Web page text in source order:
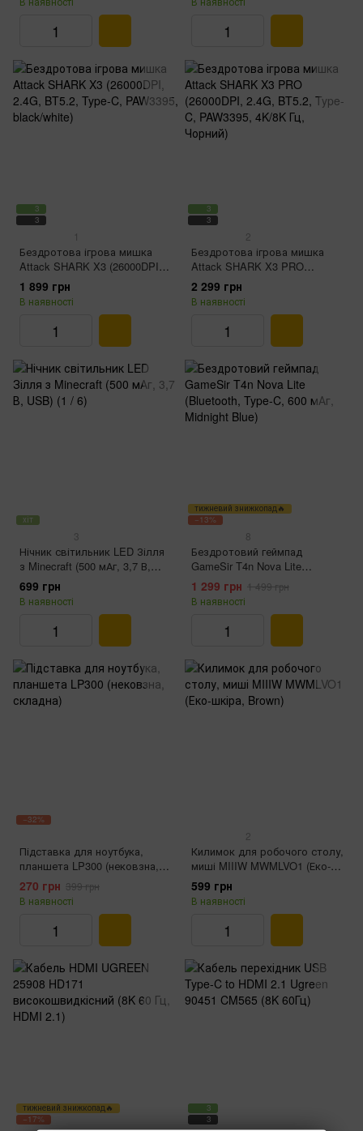
режим)
3
3
1
Бездротова ігрова мишка
Attack SHARK X3 (26000DPI,
2.4G, BT5.2, Type-C, PAW3395,
black/white)
1 899 грн
В наявності
3
3
2
Бездротова ігрова мишка
Attack SHARK X3 PRO
(26000DPI, 2.4G, BT5.2, Type-
C, PAW3395, 4K/8K Гц,
Чорний)
2 299 грн
В наявності
хіт
3
Нічник світильник LED Зілля
з Minecraft (500 мАг, 3,7 В,
USB)
699 грн
В наявності
тижневий знижкопад🔥
−13%
8
Бездротовий геймпад
GameSir T4n Nova Lite
(Bluetooth, Type-C, 600 мАг,
Midnight Blue)
1 299 грн 1 499 грн
В наявності
−32%
Підставка для ноутбука,
планшета LP300 (нековзна,
складна)
270 грн 399 грн
В наявності
2
Килимок для робочого столу,
миші MIIIW MWMLVO1 (Еко-
шкіра, Brown)
599 грн
В наявності
тижневий знижкопад🔥
−17%
3
3